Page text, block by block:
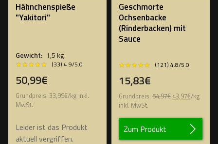
Hähnchenspieße
"Yakitori"
Gewicht: 1,5 kg
★★★★★
★★★★★ (33) 4.9/5.0
50,99€
Grundpreis: 33,99€/kg inkl.
MwSt.
Leider ist das Produkt
aktuell vergriffen.
Geschmorte
Ochsenbacke
(Rinderbacken) mit
Sauce
★★★★★
★★★★★ (121) 4.8/5.0
15,83€
Grundpreis: 54,97€ Ursprünglicher
54,97€
43,97€Aktueller
43,97€.
/kg
inkl. MwSt.
Zum Produkt